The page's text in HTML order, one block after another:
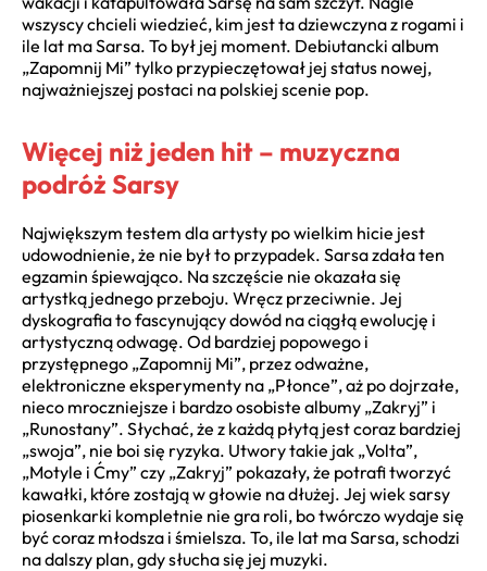
wszyscy chcieli wiedzieć, kim jest ta dziewczyna z rogami i
ile lat ma Sarsa. To był jej moment. Debiutancki album
„Zapomnij Mi” tylko przypieczętował jej status nowej,
najważniejszej postaci na polskiej scenie pop.
Więcej niż jeden hit – muzyczna
podróż Sarsy
Największym testem dla artysty po wielkim hicie jest
udowodnienie, że nie był to przypadek. Sarsa zdała ten
egzamin śpiewająco. Na szczęście nie okazała się
artystką jednego przeboju. Wręcz przeciwnie. Jej
dyskografia to fascynujący dowód na ciągłą ewolucję i
artystyczną odwagę. Od bardziej popowego i
przystępnego „Zapomnij Mi”, przez odważne,
elektroniczne eksperymenty na „Płonce”, aż po dojrzałe,
nieco mroczniejsze i bardzo osobiste albumy „Zakryj” i
„Runostany”. Słychać, że z każdą płytą jest coraz bardziej
„swoja”, nie boi się ryzyka. Utwory takie jak „Volta”,
„Motyle i Ćmy” czy „Zakryj” pokazały, że potrafi tworzyć
kawałki, które zostają w głowie na dłużej. Jej wiek sarsy
piosenkarki kompletnie nie gra roli, bo twórczo wydaje się
być coraz młodsza i śmielsza. To, ile lat ma Sarsa, schodzi
na dalszy plan, gdy słucha się jej muzyki.